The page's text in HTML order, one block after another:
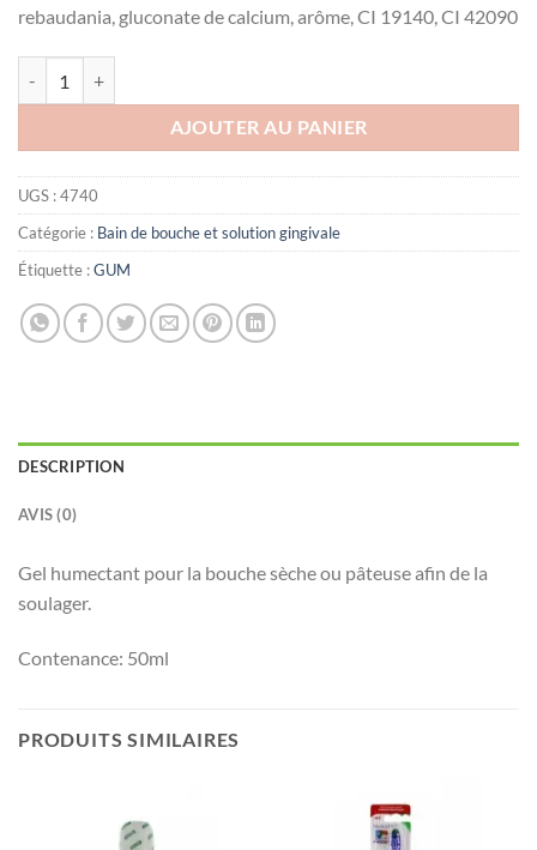
rebaudania, gluconate de calcium, arôme, CI 19140, CI 42090
AJOUTER AU PANIER
UGS :4740
Catégorie : Bain de bouche et solution gingivale
Étiquette :GUM
DESCRIPTION
AVIS (0)
Gel humectant pour la bouche sèche ou pâteuse afin de la
soulager.
Contenance: 50ml
PRODUITS SIMILAIRES